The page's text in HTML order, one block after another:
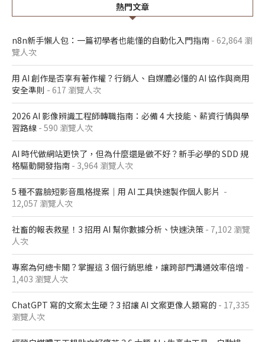
熱門文章
n8n新手懶人包：一篇初學者也能懂的自動化入門指南 - 62,864 瀏
覽人次
用 AI 創作是否享有著作權？行銷人、自媒體必懂的 AI 協作與商用
安全準則 - 617 瀏覽人次
2026 AI 影像辨識工程師轉職指南：必備 4 大技能、薪資行情與學
習路線 - 590 瀏覽人次
AI 時代做網站更快了，但為什麼還是做不好？新手必學的 SDD 規
格驅動開發指南 - 3,964 瀏覽人次
5 種不露臉短影音風格提案｜用 AI 工具快速製作個人影片 -
12,057 瀏覽人次
社畜的報表救星！3 招用 AI 幫你數據分析、快速決策 - 7,102 瀏覽
人次
專案為何總卡關？掌握這 3 個行銷思維，讓跨部門溝通效率倍增 -
1,403 瀏覽人次
ChatGPT 寫的文案太生硬？3 招讓 AI 文案更像人類寫的 - 17,335
瀏覽人次